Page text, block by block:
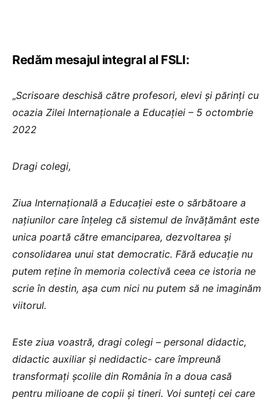
Redăm mesajul integral al FSLI:
„Scrisoare deschisă către profesori, elevi și părinți cu
ocazia Zilei Internaționale a Educației – 5 octombrie
2022
Dragi colegi,
Ziua Internațională a Educației este o sărbătoare a
națiunilor care înțeleg că sistemul de învățământ este
unica poartă către emanciparea, dezvoltarea și
consolidarea unui stat democratic. Fără educație nu
putem reține în memoria colectivă ceea ce istoria ne
scrie în destin, așa cum nici nu putem să ne imaginăm
viitorul.
Este ziua voastră, dragi colegi – personal didactic,
didactic auxiliar și nedidactic- care împreună
transformați școlile din România în a doua casă
pentru milioane de copii și tineri. Voi sunteți cei care